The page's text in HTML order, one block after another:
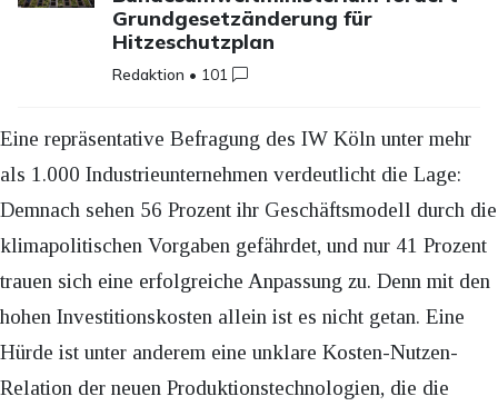
Grundgesetzänderung für
Hitzeschutzplan
Redaktion • 101
Eine repräsentative Befragung des IW Köln unter mehr
als 1.000 Industrieunternehmen verdeutlicht die Lage:
Demnach sehen 56 Prozent ihr Geschäftsmodell durch die
klimapolitischen Vorgaben gefährdet, und nur 41 Prozent
trauen sich eine erfolgreiche Anpassung zu. Denn mit den
hohen Investitionskosten allein ist es nicht getan. Eine
Hürde ist unter anderem eine unklare Kosten-Nutzen-
Relation der neuen Produktionstechnologien, die die